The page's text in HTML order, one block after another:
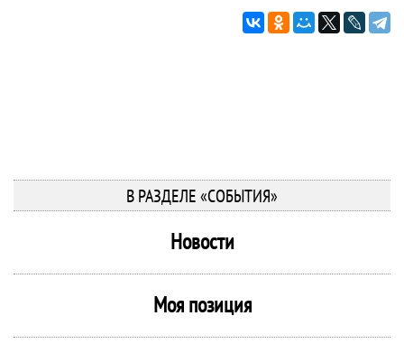
В РАЗДЕЛЕ «СОБЫТИЯ»
Новости
Моя позиция